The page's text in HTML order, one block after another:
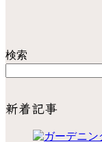
検索
新着記事